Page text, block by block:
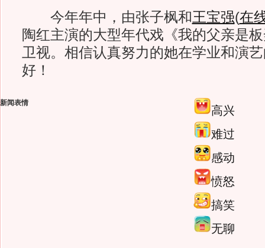
今年年中，由张子枫和王宝强(在
陶红主演的大型年代戏《我的父亲是
卫视。相信认真努力的她在学业和演
好！
新闻表情
高兴
难过
感动
愤怒
搞笑
无聊